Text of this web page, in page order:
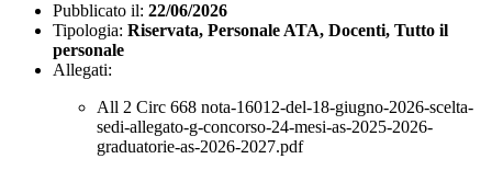
Pubblicato il: 22/06/2026
Tipologia: Riservata, Personale ATA, Docenti, Tutto il
personale
Allegati:
All 2 Circ 668 nota-16012-del-18-giugno-2026-scelta-
sedi-allegato-g-concorso-24-mesi-as-2025-2026-
graduatorie-as-2026-2027.pdf